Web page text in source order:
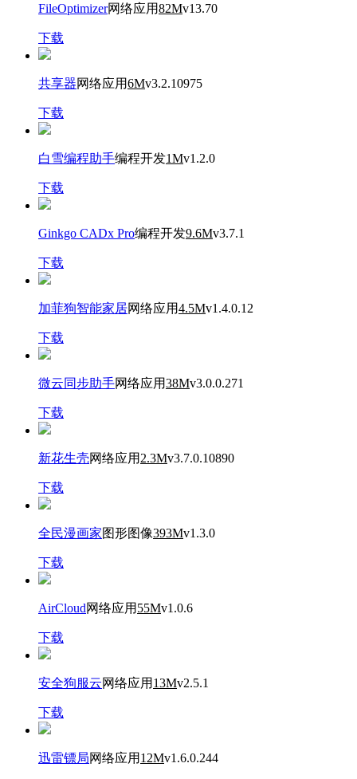
FileOptimizer网络应用82Mv13.70
下载
共享器网络应用6Mv3.2.10975
下载
白雪编程助手编程开发1Mv1.2.0
下载
Ginkgo CADx Pro编程开发9.6Mv3.7.1
下载
加菲狗智能家居网络应用4.5Mv1.4.0.12
下载
微云同步助手网络应用38Mv3.0.0.271
下载
新花生壳网络应用 2.3Mv3.7.0.10890
下载
全民漫画家图形图像393Mv1.3.0
下载
AirCloud网络应用 55Mv1.0.6
下载
安全狗服云网络应用 13Mv2.5.1
下载
迅雷镖局网络应用 12Mv1.6.0.244